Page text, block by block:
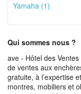
Yamaha (1)
Qui sommes nous ?
ave - Hôtel des
de ventes aux
gratuite, à l’expertise
montres, mobiliers et